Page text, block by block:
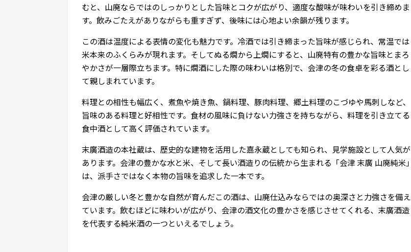
むと、山廃ならではのしっかりとした旨味とコクが広がり、適度な酸味が味わいを引き締めま
す。飲みごたえがありながらも重すぎず、後味には心地よい余韻が残ります。
この酒は温度による表情の変化も魅力です。冷酒では引き締まった旨味が感じられ、常温では
米本来のふくらみが現れます。そしてぬる燗から上燗にすると、山廃特有の豊かな旨味とまろ
やかさが一層際立ちます。特に燗酒にした際の味わいは格別で、会津の冬の食卓を彩る酒とし
て親しまれています。
料理との相性も幅広く、煮魚や焼き魚、鍋料理、豚肉料理、郷土料理のこづゆや馬刺しなど、
旨味のある料理と好相性です。食材の風味に負けない力強さを持ちながら、料理を引き立てる
食中酒として高く評価されています。
末廣酒造の本社蔵は、歴史的な建物を活用した嘉永蔵としても知られ、見学施設として人気が
あります。会津の豊かな水と米、そして長い酒造りの伝統から生まれる「会津 末廣 山廃純米」
は、派手さではなく本物の旨味を追求した一本です。
会津の厳しい冬と豊かな自然が育んだこの酒は、山廃仕込みならではの奥深さと力強さを備え
ています。飲むほどに味わいが広がり、会津の酒文化の豊かさを感じさせてくれる、末廣酒造
を代表する純米酒の一つといえるでしょう。